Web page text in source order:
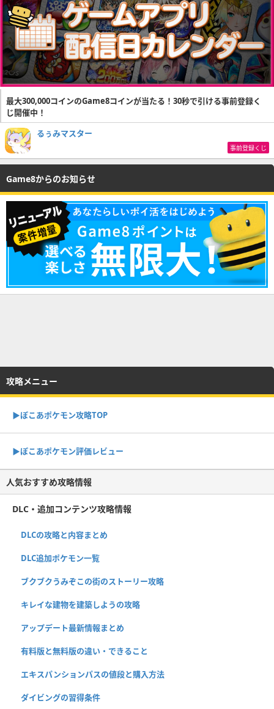
最大300,000コインのGame8コインが当たる！30秒で引ける事前登録く
じ開催中！
るぅみマスター
事前登録くじ
Game8からのお知らせ
攻略メニュー
▶︎ぽこあポケモン攻略TOP
▶︎ぽこあポケモン評価レビュー
人気おすすめ攻略情報
DLC・追加コンテンツ攻略情報
DLCの攻略と内容まとめ
DLC追加ポケモン一覧
ブクブクうみぞこの街のストーリー攻略
キレイな建物を建築しようの攻略
アップデート最新情報まとめ
有料版と無料版の違い・できること
エキスパンションパスの値段と購入方法
ダイビングの習得条件